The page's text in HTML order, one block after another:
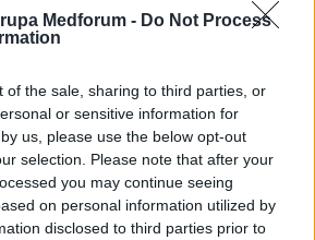
Medforum - Do Not Process
of the sale, sharing to third parties, or
or sensitive information for
us, please use the below opt-out
selection. Please note that after your
you may continue seeing
on personal information utilized by
disclosed to third parties prior to
której patronem medialnym